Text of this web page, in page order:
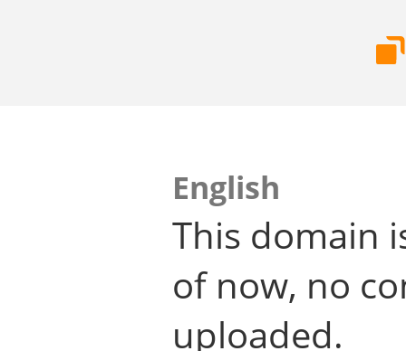
English
This domain
of now, no
uploaded.